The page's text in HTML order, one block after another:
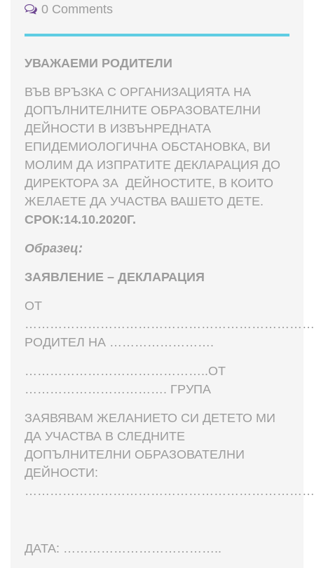
0 Comments
УВАЖАЕМИ РОДИТЕЛИ
ВЪВ ВРЪЗКА С ОРГАНИЗАЦИЯТА НА
ДОПЪЛНИТЕЛНИТЕ ОБРАЗОВАТЕЛНИ
ДЕЙНОСТИ В ИЗВЪНРЕДНАТА
ЕПИДЕМИОЛОГИЧНА ОБСТАНОВКА, ВИ
МОЛИМ ДА ИЗПРАТИТЕ ДЕКЛАРАЦИЯ ДО
ДИРЕКТОРА ЗА ДЕЙНОСТИТЕ, В КОИТО
ЖЕЛАЕТЕ ДА УЧАСТВА ВАШЕТО ДЕТЕ.
СРОК:14.10.2020Г.
Образец:
ЗАЯВЛЕНИЕ – ДЕКЛАРАЦИЯ
ОТ
РОДИТЕЛ НА …………………….
……………………………………..ОТ
……………………………. ГРУПА
ЗАЯВЯВАМ ЖЕЛАНИЕТО СИ ДЕТЕТО МИ
ДА УЧАСТВА В СЛЕДНИТЕ
ДОПЪЛНИТЕЛНИ ОБРАЗОВАТЕЛНИ
ДЕЙНОСТИ:
ДАТА: ………………………………..